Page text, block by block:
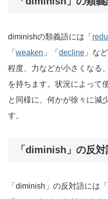
diminishの類義語には「
「 weaken 」「 decline 」な
程度、力などが小さくなる
を持ちます。状況によって
と同様に、何かが徐々に減
す。
「diminish」の反
「diminish」の反対語には「